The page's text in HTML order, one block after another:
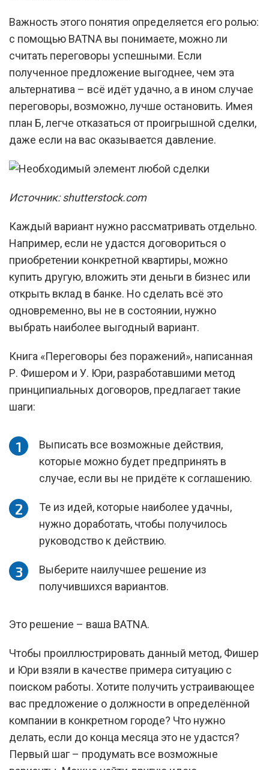
Важность этого понятия определяется его ролью:
с помощью BATNA вы понимаете, можно ли
считать переговоры успешными. Если
полученное предложение выгоднее, чем эта
альтернатива – всё идёт удачно, а в ином случае
переговоры, возможно, лучше остановить. Имея
план Б, легче отказаться от проигрышной сделки,
даже если на вас оказывается давление.
Источник: shutterstock.com
Каждый вариант нужно рассматривать отдельно.
Например, если не удастся договориться о
приобретении конкретной квартиры, можно
купить другую, вложить эти деньги в бизнес или
открыть вклад в банке. Но сделать всё это
одновременно, вы не в состоянии, нужно
выбрать наиболее выгодный вариант.
Книга «Переговоры без поражений», написанная
Р. Фишером и У. Юри, разработавшими метод
принципиальных договоров, предлагает такие
шаги:
Выписать все возможные действия,
которые можно будет предпринять в
случае, если вы не придёте к соглашению.
Те из идей, которые наиболее удачны,
нужно доработать, чтобы получилось
руководство к действию.
Выберите наилучшее решение из
получившихся вариантов.
Это решение – ваша BATNA.
Чтобы проиллюстрировать данный метод, Фишер
и Юри взяли в качестве примера ситуацию с
поиском работы. Хотите получить устраивающее
вас предложение о должности в определённой
компании в конкретном городе? Что нужно
делать, если до конца месяца это не удастся?
Первый шаг – продумать все возможные